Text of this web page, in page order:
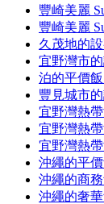
豐崎美麗
豐崎美麗
久茂地的
宜野灣市
泊的平價
豐見城市
宜野灣熱
宜野灣熱
宜野灣熱
沖繩的平
沖繩的商
沖繩的奢